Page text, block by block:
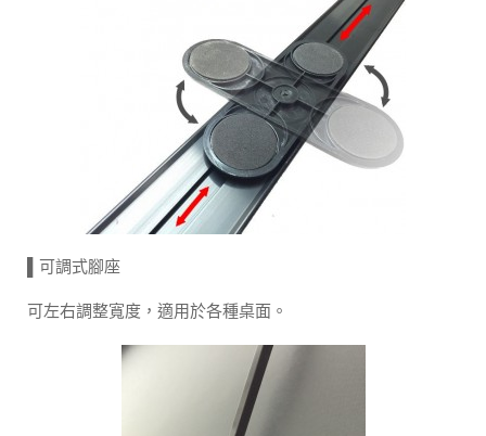
▌可調式腳座
可左右調整寬度，適用於各種桌面。